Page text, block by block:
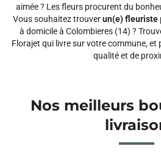
aimée ? Les fleurs procurent du
Vous souhaitez trouverun(e) fleuriste
à domicile à Colombieres (14) ?
Florajet qui livre sur votre commune, et
qualité et de
Nos meilleurs